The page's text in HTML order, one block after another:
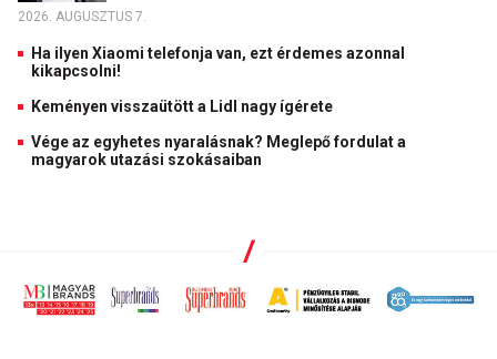
2026. AUGUSZTUS 7.
Ha ilyen Xiaomi telefonja van, ezt érdemes azonnal
kikapcsolni!
Keményen visszaütött a Lidl nagy ígérete
Vége az egyhetes nyaralásnak? Meglepő fordulat a
magyarok utazási szokásaiban